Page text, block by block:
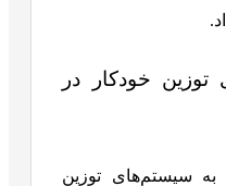
توزین خودکار در
به سیستم‌های توزین